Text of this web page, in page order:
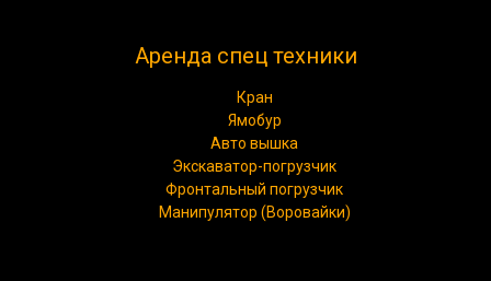
Аренда спец техники
Кран
Ямобур
Авто вышка
Экскаватор-погрузчик
Фронтальный погрузчик
Манипулятор (Воровайки)